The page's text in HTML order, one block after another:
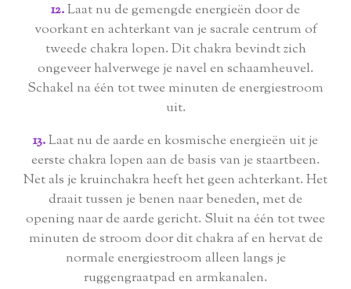
12.Laat nu de gemengde energieën door de
voorkant en achterkant van je sacrale centrum of
tweede chakra lopen. Dit chakra bevindt zich
ongeveer halverwege je navel en schaamheuvel.
Schakel na één tot twee minuten de energiestroom
uit.
13.Laat nu de aarde en kosmische energieën uit je
eerste chakra lopen aan de basis van je staartbeen.
Net als je kruinchakra heeft het geen achterkant. Het
draait tussen je benen naar beneden, met de
opening naar de aarde gericht. Sluit na één tot twee
minuten de stroom door dit chakra af en hervat de
normale energiestroom alleen langs je
ruggengraatpad en armkanalen.